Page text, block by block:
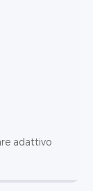
adattivo